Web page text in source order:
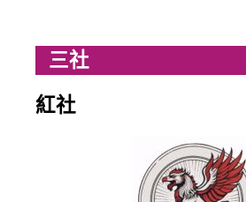
三社
紅社